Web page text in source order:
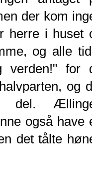
der kom
herre i huset
og alle
verden!" for
og
del.
også have
det tålte